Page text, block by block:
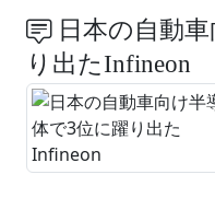
日本の自動車
り出たInfineon